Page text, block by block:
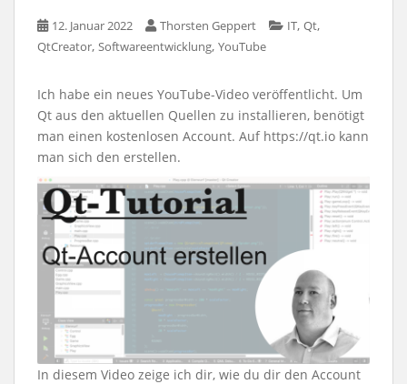
12. Januar 2022 Thorsten Geppert IT, Qt,
QtCreator, Softwareentwicklung, YouTube
Ich habe ein neues YouTube-Video veröffentlicht. Um
Qt aus den aktuellen Quellen zu installieren, benötigt
man einen kostenlosen Account. Auf https://qt.io kann
man sich den erstellen.
In diesem Video zeige ich dir, wie du dir den Account